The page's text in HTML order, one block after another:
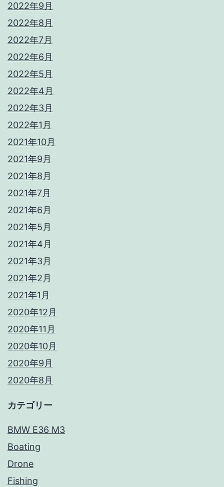
2022年9月
2022年8月
2022年7月
2022年6月
2022年5月
2022年4月
2022年3月
2022年1月
2021年10月
2021年9月
2021年8月
2021年7月
2021年6月
2021年5月
2021年4月
2021年3月
2021年2月
2021年1月
2020年12月
2020年11月
2020年10月
2020年9月
2020年8月
カテゴリー
BMW E36 M3
Boating
Drone
Fishing